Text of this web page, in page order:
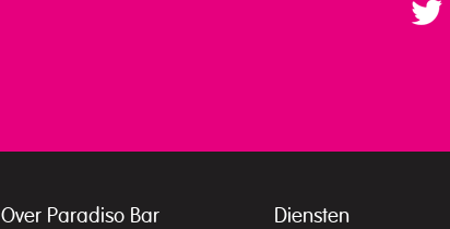
Over Paradiso Bar Diensten